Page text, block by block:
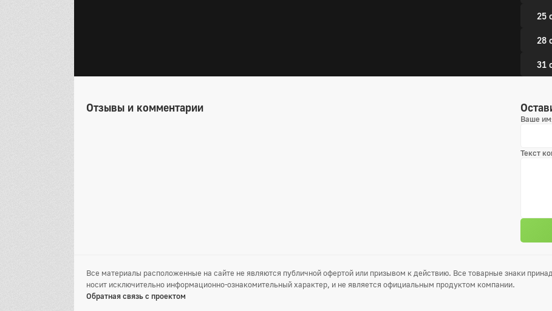
25
28
31
Отзывы и комментарии
Ваше
Текст
Все материалы расположенные на сайте не являются публичной офертой или призывом к действию. Все товарные знаки
носит исключительно информационно-ознакомительный характер, и не является официальным продуктом компании.
Обратная связь с проектом